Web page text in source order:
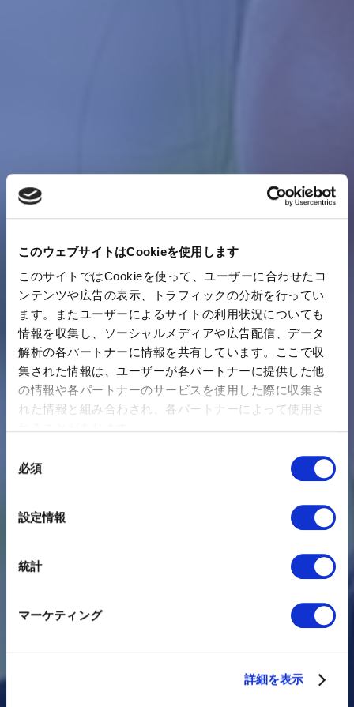
このウェブサイトはCookieを使用します
このサイトではCookieを使って、ユーザーに合わせたコ
ンテンツや広告の表示、トラフィックの分析を行ってい
ます。またユーザーによるサイトの利用状況についても
情報を収集し、ソーシャルメディアや広告配信、データ
解析の各パートナーに情報を共有しています。ここで収
集された情報は、ユーザーが各パートナーに提供した他
の情報や各パートナーのサービスを使用した際に収集さ
れた情報と組み合わされ、各パートナーによって使用さ
必須
設定情報
統計
マーケティング
詳細を表示